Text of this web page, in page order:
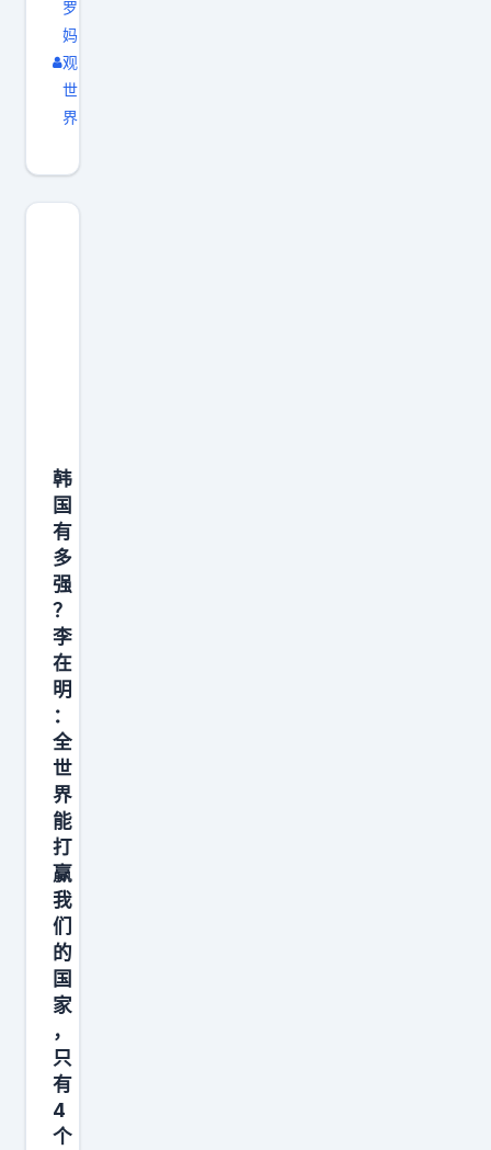
罗
妈
观
世
界
韩
国
有
多
强
？
李
在
明
：
全
世
界
能
打
赢
我
们
的
国
家
，
只
有
4
个